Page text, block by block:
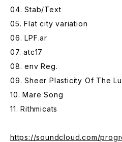
04. Stab/Text
05. Flat city variation
06. LPF.ar
07. atc17
08. env Reg.
09. Sheer Plasticity Of The
10. Mare Song
11. Rithmicats
https://soundcloud.com/